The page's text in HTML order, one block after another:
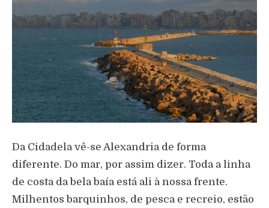
Da Cidadela vê-se Alexandria de forma
diferente. Do mar, por assim dizer. Toda a linha
de costa da bela baía está ali à nossa frente.
Milhentos barquinhos, de pesca e recreio, estão